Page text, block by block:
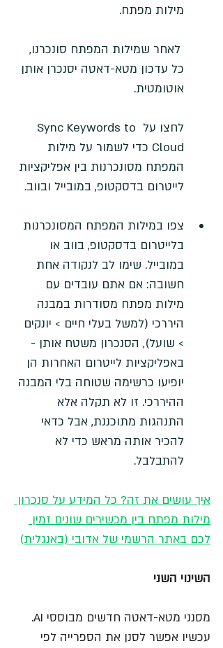
מילות מפתח.
לאחר שמילות המפתח סונכרנו,
כל עדכון מטא-דאטה יסנכרן אותן
אוטומטית.
לחצו על Sync Keywords to
Cloud כדי לשמור על מילות
המפתח מסונכרנות בין אפליקציות
לייטרום בדסקטופ, במובייל ובווב.
צפו במילות המפתח המסונכרנות
בלייטרום בדסקטופ, בווב או
במובייל. שימו לב לנקודה אחת
חשובה: אם אתם עובדים עם
מילות מפתח מסודרות במבנה
היררכי (למשל בעלי חיים > יונקים
> שועל), הסנכרון משטח אותן -
באפליקציות לייטרום האחרות הן
יופיעו כרשימה שטוחה בלי המבנה
ההיררכי. זו לא תקלה אלא
התנהגות מתוכננת, אבל כדאי
להכיר אותה מראש כדי לא
להתבלבל.
איך עושים את זה? כל המידע על סנכרון
מילות מפתח בין מכשירים שונים זמין
לכם באתר הרשמי של אדובי (באנגלית)
השינוי השני
מסנני מטא-דאטה חדשים מבוססי AI.
עכשיו אפשר לסנן את הספרייה לפי